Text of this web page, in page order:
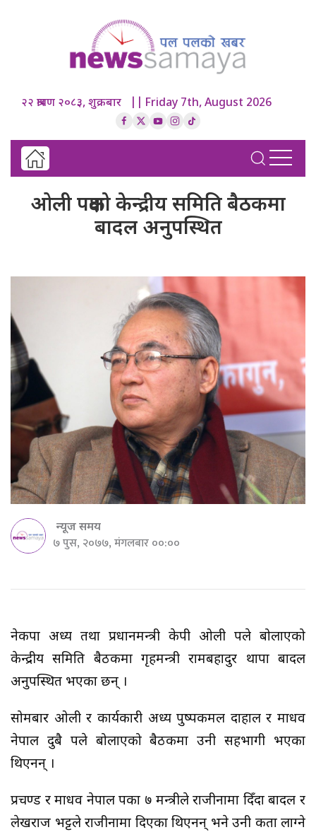
२२ श्रावण २०८३, शुक्रबार || Friday 7th, August 2026
ओली पक्षको केन्द्रीय समिति बैठकमा
बादल अनुपस्थित
न्यूज समय
७ पुस, २०७७, मंगलबार ००:००
नेकपा अध्यक्ष तथा प्रधानमन्त्री केपी ओली पक्षले बोलाएको
केन्द्रीय समिति बैठकमा गृहमन्त्री रामबहादुर थापा बादल
अनुपस्थित भएका छन् ।
सोमबार ओली र कार्यकारी अध्यक्ष पुष्पकमल दाहाल र माधव
नेपाल दुबै पक्षले बोलाएको बैठकमा उनी सहभागी भएका
थिएनन् ।
प्रचण्ड र माधव नेपाल पक्षका ७ मन्त्रीले राजीनामा दिँदा बादल र
लेखराज भट्टले राजीनामा दिएका थिएनन् भने उनी कता लाग्ने